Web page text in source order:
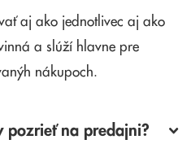
aj ako jednotlivec aj ako
a slúží hlavne pre
nákupoch.
pozrieť na predajni?